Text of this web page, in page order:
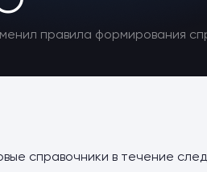
правила формирования
справочники в течение